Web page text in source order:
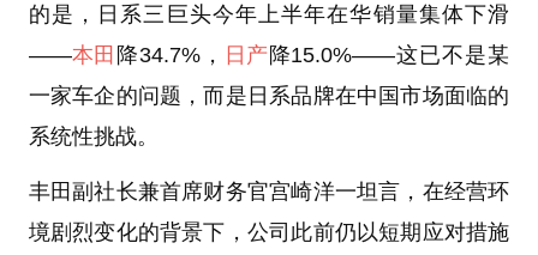
的是，日系三巨头今年上半年在华销量集体下滑
——本田 降34.7%， 日产降15.0%——这已不是某
一家车企的问题，而是日系品牌在中国市场面临的
系统性挑战。
丰田副社长兼首席财务官宫崎洋一坦言，在经营环
境剧烈变化的背景下，公司此前仍以短期应对措施